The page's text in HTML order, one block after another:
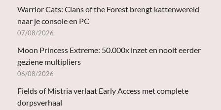
Warrior Cats: Clans of the Forest brengt kattenwereld
naar je console en PC
07/08/2026
Moon Princess Extreme: 50.000x inzet en nooit eerder
geziene multipliers
06/08/2026
Fields of Mistria verlaat Early Access met complete
dorpsverhaal